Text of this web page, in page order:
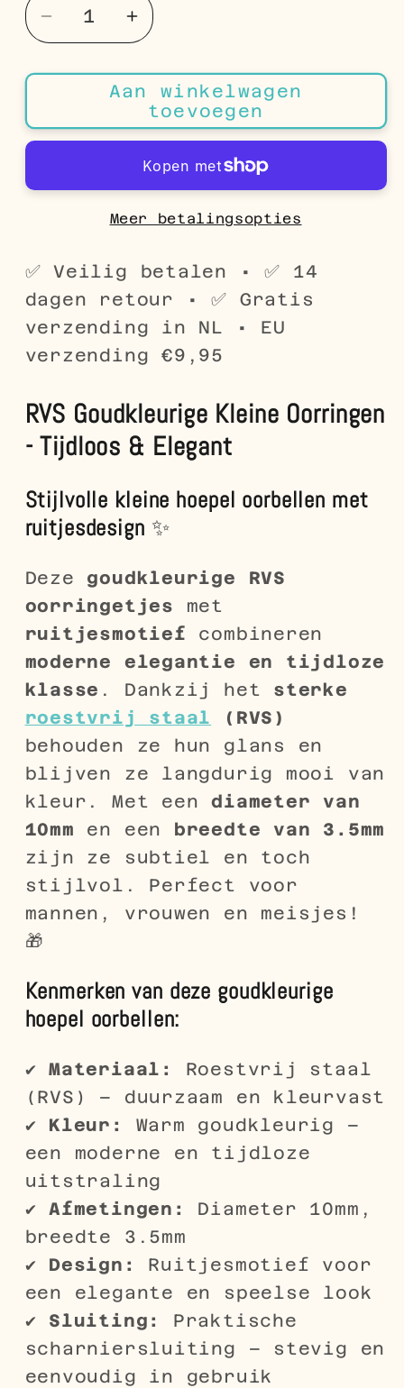
Aantal
verlagen
voor
Kleine
Oorringen
10mm
Trendy
Hoepels
Aantal
verhogen
voor
RVS
Kleine
Oorringen
Goudkleur
10mm
Ruitjes
Trendy
Hoepels
Aan winkelwagen
toevoegen
Meer betalingsopties
✅ Veilig betalen • ✅ 14
dagen retour • ✅ Gratis
verzending in NL • EU
verzending €9,95
RVS Goudkleurige Kleine Oorringen
- Tijdloos & Elegant
Stijlvolle kleine hoepel oorbellen met
ruitjesdesign ✨
Deze goudkleurige RVS
oorringetjes met
ruitjesmotief combineren
moderne elegantie en tijdloze
klasse . Dankzij het sterke
roestvrij staal
(RVS)
behouden ze hun glans en
blijven ze langdurig mooi van
kleur. Met eendiameter van
10mm en een breedte van 3.5mm
zijn ze subtiel en toch
stijlvol. Perfect voor
mannen, vrouwen en meisjes!
🎁
Kenmerken van deze goudkleurige
hoepel oorbellen:
✔Materiaal:
Roestvrij staal
(RVS) – duurzaam en kleurvast
✔ Kleur:
Warm goudkleurig –
een moderne en tijdloze
uitstraling
✔Afmetingen:
Diameter 10mm,
breedte 3.5mm
✔ Design:
Ruitjesmotief voor
een elegante en speelse look
✔ Sluiting:
Praktische
scharniersluiting – stevig en
eenvoudig in gebruik